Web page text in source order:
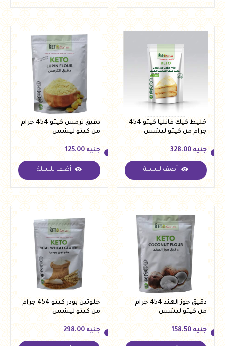
خليط كيك فانليا كيتو 454
جرام من كيتو ليشس
جنيه
جنيه 328.00
أضف للسلة
دقيق ترمس كيتو 454 جرام
من كيتو ليشس
جنيه
جنيه 125.00
أضف للسلة
دقيق جوز الهند 454 جرام
من كيتو ليشس
جنيه 158.50
جلوتين بودر كيتو 454 جرام
من كيتو ليشس
جنيه 298.00